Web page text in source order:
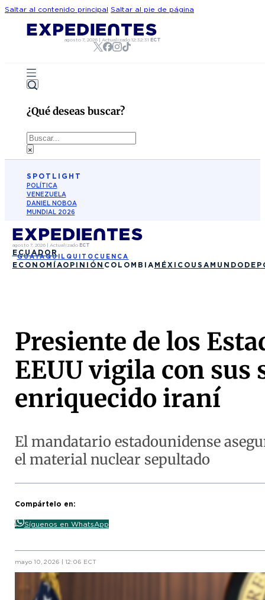
Saltar al contenido principal Saltar al pie de página
agosto 7, 2026| Actualizado 12:32:31 ECT
¿Qué deseas buscar?
Buscar
×
SPOTLIGHT
POLÍTICA
VENEZUELA
DANIEL NOBOA
MUNDIAL 2026
agosto 7, 2026| Actualizado ECT
ECUADOR
GUAYAQUIL QUITO CUENCA
ECONOMÍAOPINIÓN COLOMBIA MÉXICO USA MUNDO
Presiente de los
EEUU vigila con
enriquecido iraní
El mandatario estadounidense
el material nuclear sepultado
Compártelo en:
Síguenos en WhatsApp
mayo 10, 2026 | 12:06 ECT